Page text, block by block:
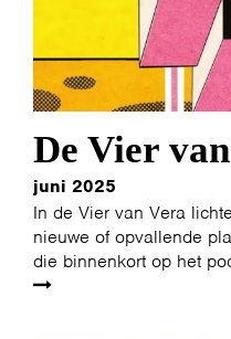
De Vier
juni 2025
In de Vier van Vera
nieuwe of opvallende
die binnenkort op het